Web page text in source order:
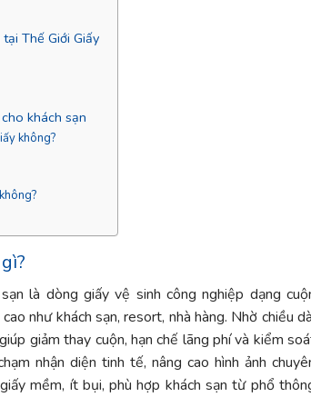
Thế Giới Giấy
khách sạn
không?
là dòng giấy vệ sinh công nghiệp dạng
như khách sạn, resort, nhà hàng. Nhờ chiều
giảm thay cuộn, hạn chế lãng phí và kiểm
nhận diện tinh tế, nâng cao hình ảnh
mềm, ít bụi, phù hợp khách sạn từ phổ